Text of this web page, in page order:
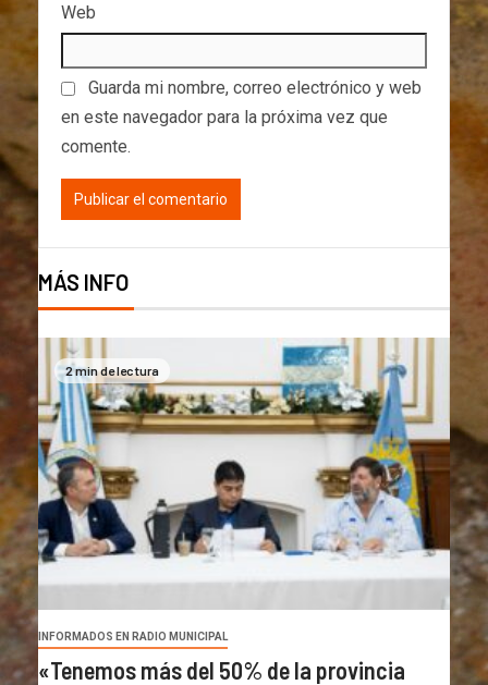
Web
Guarda mi nombre, correo electrónico y web
en este navegador para la próxima vez que
comente.
MÁS INFO
2 min de lectura
INFORMADOS EN RADIO MUNICIPAL
«Tenemos más del 50% de la provincia